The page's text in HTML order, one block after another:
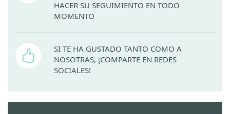
HACER SU SEGUIMIENTO EN TODO
MOMENTO
SI TE HA GUSTADO TANTO COMO A
NOSOTRAS, ¡COMPARTE EN REDES
SOCIALES!